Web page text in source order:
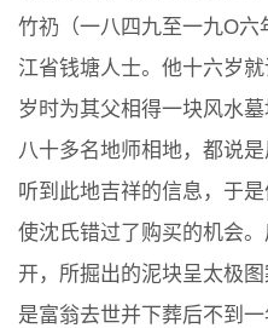
竹礽（一八四九至一九O
江省钱塘人士。他十六岁
岁时为其父相得一块风水
八十多名地师相地，都说
听到此地吉祥的信息，于
使沈氏错过了购买的机会
开，所掘出的泥块呈太极
是富翁去世并下葬后不到